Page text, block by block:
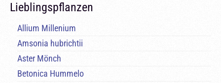
Lieblingspflanzen
Allium Millenium
Amsonia hubrichtii
Aster Mönch
Betonica Hummelo